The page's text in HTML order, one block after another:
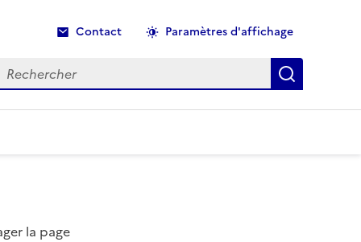
Contact Paramètres d'affichage
Rechercher Recherche
la page